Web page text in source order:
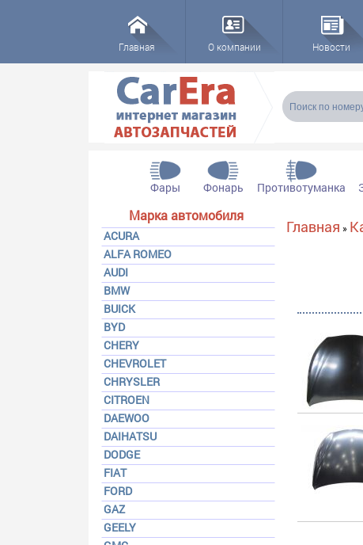
Главная О компании Новости
Фары Фонарь Противотуманка
Марка автомобиля
ACURA
ALFA ROMEO
AUDI
BMW
BUICK
BYD
CHERY
CHEVROLET
CHRYSLER
CITROEN
DAEWOO
DAIHATSU
DODGE
FIAT
FORD
GAZ
GEELY
Вы здесь
Главная »